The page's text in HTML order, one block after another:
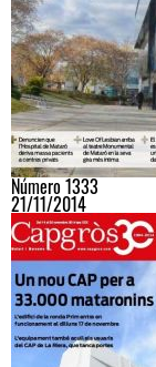
Número 1333
21/11/2014